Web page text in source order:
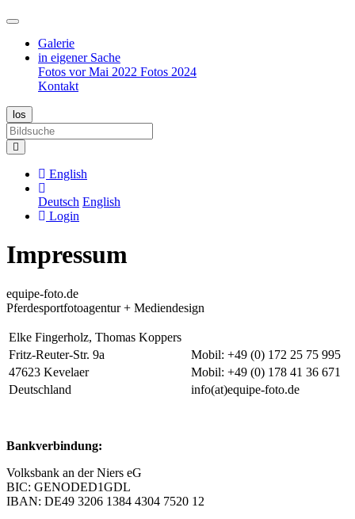
Galerie
in eigener Sache
Fotos vor Mai 2022 Fotos 2024
Kontakt
English
Deutsch English
Login
Impressum
equipe-foto.de
Pferdesportfotoagentur + Mediendesign
Elke Fingerholz, Thomas Koppers
Fritz-Reuter-Str. 9a
Mobil: +49 (0) 172 25 75 995
47623 Kevelaer
Mobil: +49 (0) 178 41 36 671
Deutschland
info(at)equipe-foto.de
Bankverbindung:
Volksbank an der Niers eG
BIC: GENODED1GDL
IBAN: DE49 3206 1384 4304 7520 12